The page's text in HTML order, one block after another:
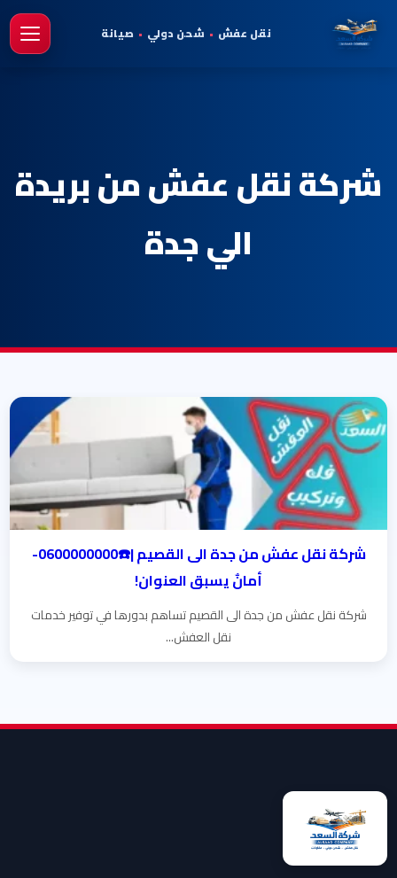
نقل عفش • شحن دولي • صيانة
شركة نقل عفش من بريدة
الي جدة
شركة نقل عفش من جدة الى القصيم |☎️0600000000-
أمانٌ يسبق العنوان!
شركة نقل عفش من جدة الى القصيم تساهم بدورها في توفير خدمات
نقل العفش...